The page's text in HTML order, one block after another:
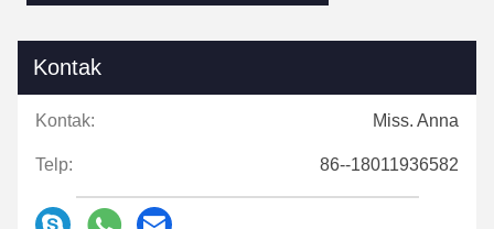
Kontak
Kontak: Miss. Anna
Telp: 86--18011936582